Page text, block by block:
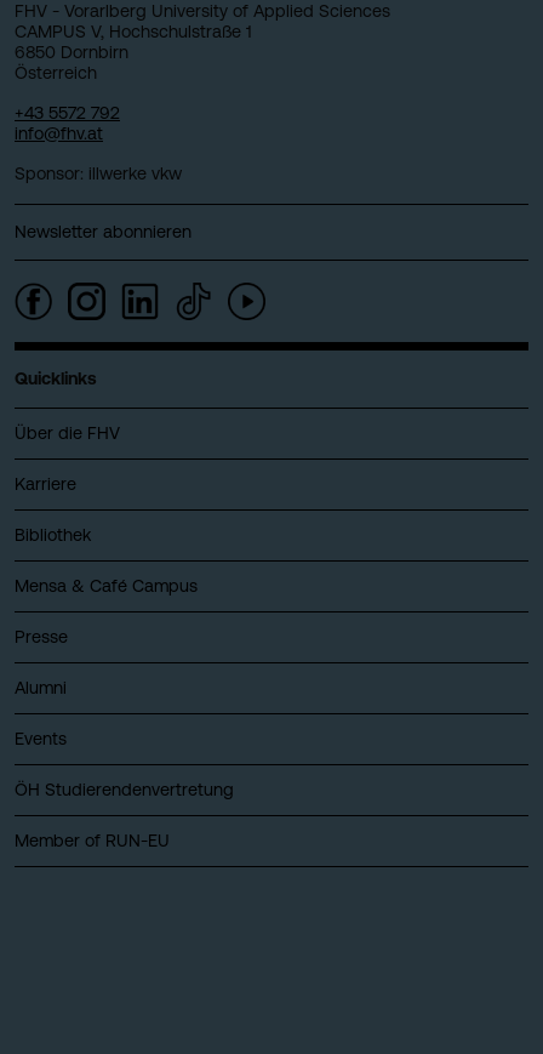
FHV - Vorarlberg University of Applied Sciences
CAMPUS V, Hochschulstraße 1
6850 Dornbirn
Österreich
+43 5572 792
info@fhv.at
Sponsor: illwerke vkw
Newsletter abonnieren
Quicklinks
Über die FHV
Karriere
Bibliothek
Mensa & Café Campus
Presse
Alumni
Events
ÖH Studierendenvertretung
Member of RUN-EU